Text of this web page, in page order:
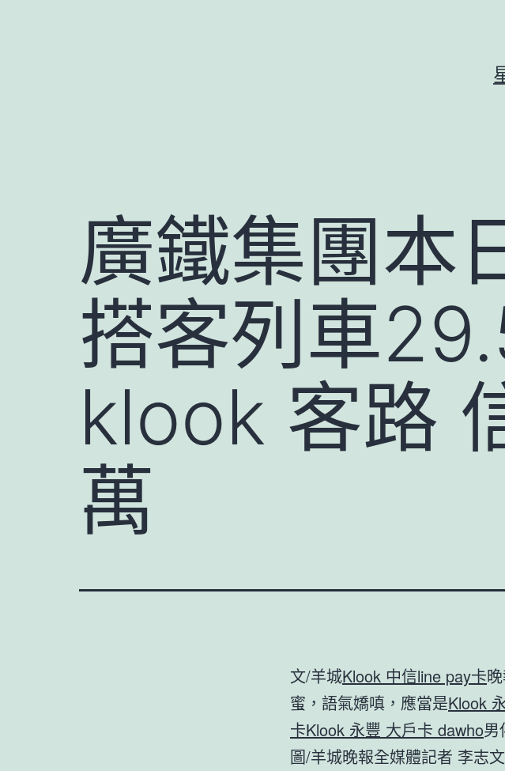
廣鐵集團本
搭客列車
klook 客路
萬
文/羊城Klook 中信line pay卡
蜜，語氣嬌嗔，應當是Klook
卡Klook 永豐 大戶卡 dawho男
圖/羊城晚報全媒體記者 李志文